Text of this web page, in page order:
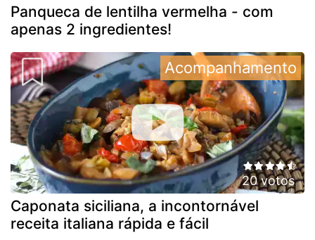
Panqueca de lentilha vermelha - com
apenas 2 ingredientes!
20 votos
Caponata siciliana, a incontornável
receita italiana rápida e fácil
Acompanhamento